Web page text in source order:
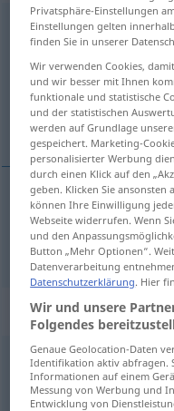
Deutschland n <
Übersicht aller
(Für mehr Details die
Germany
Germany
Forschungsstandort
Germanyas alocation
Privatsphäre-Einstellungen
Einstellungen gelten
finden Sie in unserer
Wir verwenden Cookies,
und wir besser mit Ihnen
funktionale und statistische
und der statistischen
werden auf Grundlage
gespeichert. Marketing-
personalisierter Werbung
durch einen Klick auf den
geben. Klicken Sie ansonsten
können Ihre Einwilligung
Webseite widerrufen. Wenn
und den
Button „Mehr Optionen“.
Datenverarbeitung
Datenschutzerklärung. Hier
Wir und unsere
Folgendes
Genaue Geolocation-Daten
Identifikation aktiv abfragen.
Informationen auf einem
Messung von Werbung und
Entwicklung von